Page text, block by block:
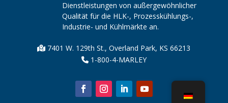
Dienstleistungen von außergewöhnlicher
Qualität für die HLK-, Prozesskühlungs-,
Industrie- und Kühlmärkte an.
7401 W. 129th St., Overland Park, KS 66213
1-800-4-MARLEY